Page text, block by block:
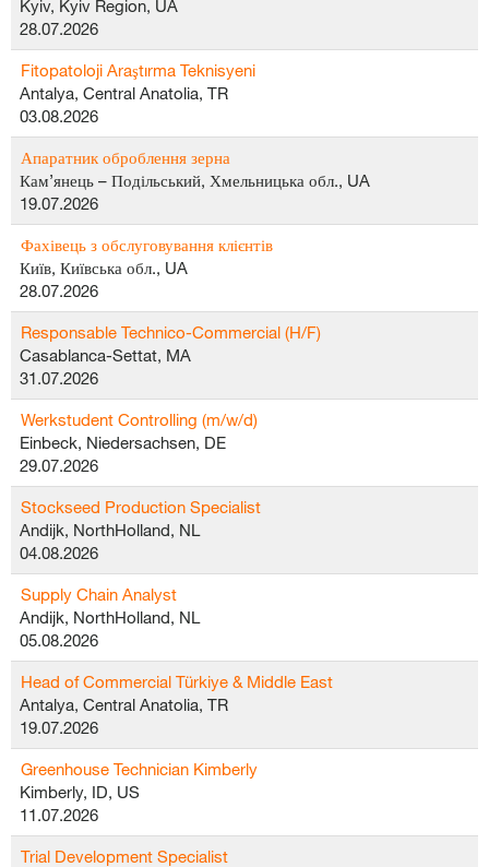
Kyiv, Kyiv Region, UA
28.07.2026
Fitopatoloji Araştırma Teknisyeni
Antalya, Central Anatolia, TR
03.08.2026
Апаратник оброблення зерна
Кам’янець – Подільський, Хмельницька обл., UA
19.07.2026
Фахівець з обслуговування клієнтів
Київ, Київська обл., UA
28.07.2026
Responsable Technico-Commercial (H/F)
Casablanca-Settat, MA
31.07.2026
Werkstudent Controlling (m/w/d)
Einbeck, Niedersachsen, DE
29.07.2026
Stockseed Production Specialist
Andijk, NorthHolland, NL
04.08.2026
Supply Chain Analyst
Andijk, NorthHolland, NL
05.08.2026
Head of Commercial Türkiye & Middle East
Antalya, Central Anatolia, TR
19.07.2026
Greenhouse Technician Kimberly
Kimberly, ID, US
11.07.2026
Trial Development Specialist